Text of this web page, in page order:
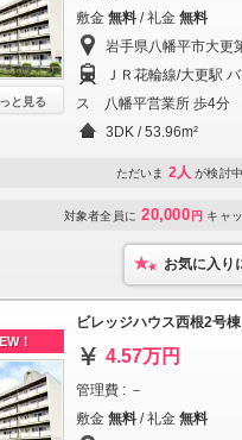
と見る
敷金 無料 / 礼金 無料
岩手県八幡平市大更
ＪＲ花輪線/大更駅
ス 八幡平営業所 歩4分
3DK / 53.96m²
ただいま 2人 が検討中
対象者全員に 20,000 円 キャ
お気に入り
！
ビレッジハウス西根2号
4.57万円
管理費 : －
敷金 無料 / 礼金 無料